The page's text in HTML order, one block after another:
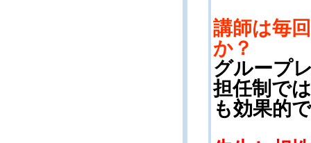
講師は毎
か？
グループ
担任制で
も効果的